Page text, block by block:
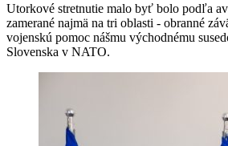
Utorkové stretnutie malo byť bolo podľa
zamerané najmä na tri oblasti - obranné
vojenskú pomoc nášmu východnému
Slovenska v NATO.